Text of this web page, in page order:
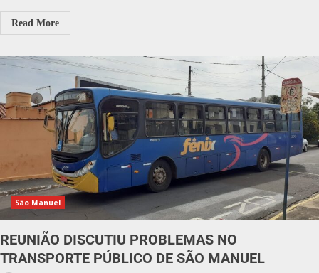
Read More
São Manuel
REUNIÃO DISCUTIU PROBLEMAS NO
TRANSPORTE PÚBLICO DE SÃO MANUEL